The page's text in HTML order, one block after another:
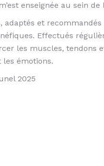
enseignée au sein de
adaptés et recommandés
Effectués
les muscles, tendons
émotions.
2025